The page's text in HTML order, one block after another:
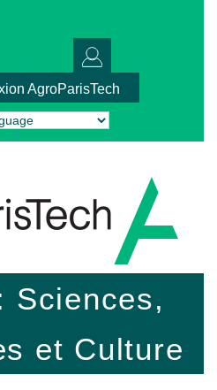
AgroParisTech
Translate
Sciences,
et Culture